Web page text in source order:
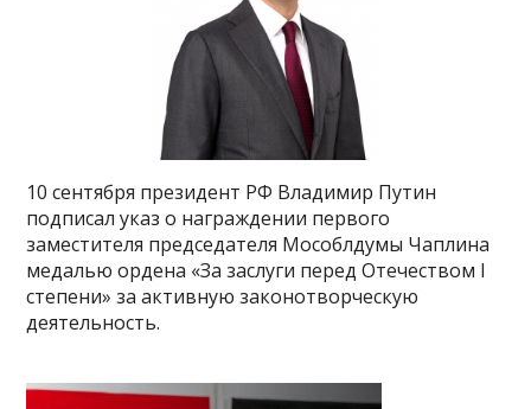
10 сентября президент РФ Владимир Путин
подписал указ о награждении первого
заместителя председателя Мособлдумы Чаплина
медалью ордена «За заслуги перед Отечеством I
степени» за активную законотворческую
деятельность.